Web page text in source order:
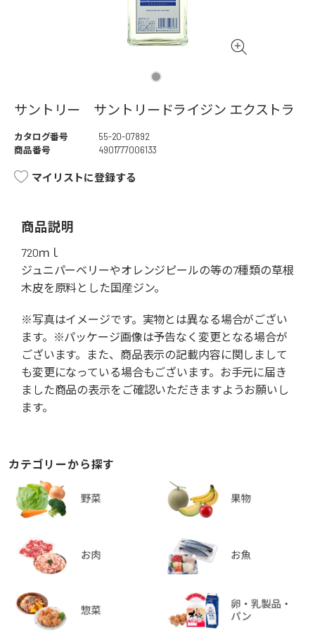
サントリー サントリードライジン エクストラ
カタログ番号
55-20-07892
商品番号
4901777006133
マイリストに登録する
商品説明
720ｍｌ
ジュニパーベリーやオレンジピールの等の7種類の草根
木皮を原料とした国産ジン。
※写真はイメージです。実物とは異なる場合がござい
ます。※パッケージ画像は予告なく変更となる場合が
ございます。また、商品表示の記載内容に関しまして
も変更になっている場合もございます。お手元に届き
ました商品の表示をご確認いただきますようお願いし
ます。
カテゴリーから探す